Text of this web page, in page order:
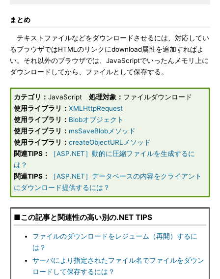
まとめ
テキストファイルなどをダウンロードさせるには、対応してい
るブラウザではHTMLのリンクにdownload属性を追加すればよ
い。それ以外のブラウザでは、JavaScriptでいったんメモリ上に
ダウンロードしてから、ファイルとして保存する。
カテゴリ： JavaScript 処理対象： ファイルダウンロード
使用ライブラリ： XMLHttpRequest
使用ライブラリ： Blobオブジェクト
使用ライブラリ： msSaveBlobメソッド
使用ライブラリ： createObjectURLメソッド
関連TIPS：
［ASP.NET］動的に圧縮ファイルを生成するに
は？
関連TIPS：
［ASP.NET］データベースの内容をクライアント
にダウンロード提供するには？
■この記事と関連性の高い別の.NET TIPS
ファイルのダウンロードをレジューム（再開）するに
は？
サーバにより指定されたファイル名でファイルをダウン
ロードして保存するには？